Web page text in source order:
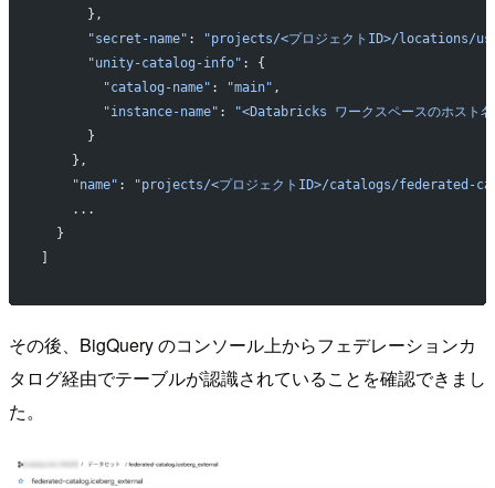
      },
      "secret-name"
:
"projects/<プロジェクトID>/locations/
      "unity-catalog-info"
: {
        "catalog-name"
: "main" ,
        "instance-name"
:
"<Databricks ワークスペースのホスト
      }
    },
    "name"
:
"projects/<プロジェクトID>/catalogs/federated-
    ...
  }
その後、BigQuery のコンソール上からフェデレーションカ
タログ経由でテーブルが認識されていることを確認できまし
た。